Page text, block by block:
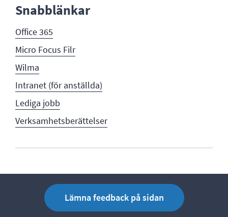
Snabblänkar
Office 365
Micro Focus Filr
Wilma
Intranet (för anställda)
Lediga jobb
Verksamhetsberättelser
Lämna feedback på sidan